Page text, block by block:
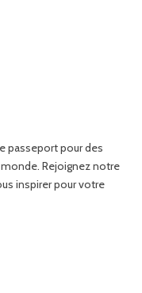
passeport pour des
Rejoignez notre
inspirer pour votre